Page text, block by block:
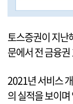
토스증권이 지난
문에서 전 금융
2021년 서비스
의 실적을 보이